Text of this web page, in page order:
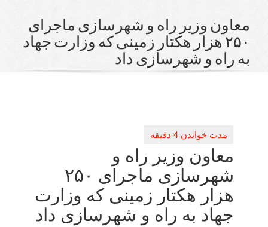
وزیر راه و شهرسازی ماجرای
۲۵۰ هزار هكتار زمینی كه وزارت جهاد
راه و شهرسازی داد
معاون وزیر راه و
شهرسازی ماجرای ۲۵۰
هزار هكتار زمینی كه وزارت
جهاد به راه و شهرسازی داد